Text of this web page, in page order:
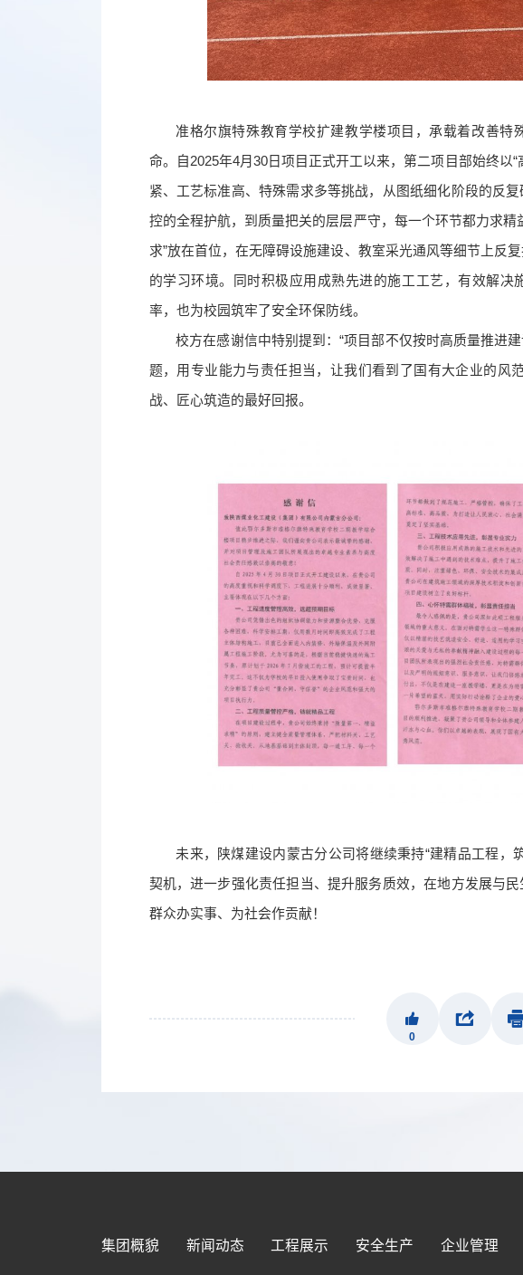
准格尔旗特殊教育学校扩建教学楼项目，承载着改善特
命。自2025年4月30日项目正式开工以来，第二项目部始终以
紧、工艺标准高、特殊需求多等挑战，从图纸细化阶段的反
控的全程护航，到质量把关的层层严守，每一个环节都力求
求”放在首位，在无障碍设施建设、教室采光通风等细节上反
的学习环境。同时积极应用成熟先进的施工工艺，有效解
率，也为校园筑牢了安全环保防线。
校方在感谢信中特别提到：“项目部不仅按时高质量推进
题，用专业能力与责任担当，让我们看到了国有大企业的风
战、匠心筑造的最好回报。
未来，陕煤建设内蒙古分公司将继续秉持“建精品工程，
契机，进一步强化责任担当、提升服务质效，在地方发展与
群众办实事、为社会作贡献！
0
集团概貌 新闻动态 工程展示 安全生产 企业管理